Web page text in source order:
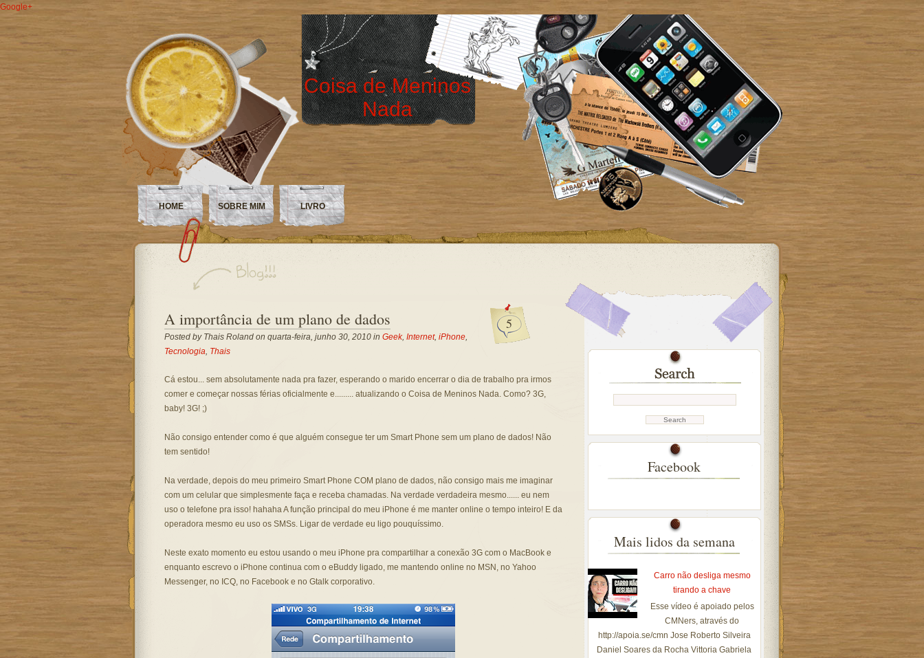
Google+
Coisa de Meninos
Nada
HOME SOBRE MIM LIVRO
5
A importância de um plano de dados
Posted by Thais Rolandon quarta-feira, junho 30, 2010 in Geek, Internet, iPhone,
Tecnologia, Thais
Cá estou... sem absolutamente nada pra fazer, esperando o marido encerrar o dia de trabalho pra irmos
comer e começar nossas férias oficialmente e......... atualizando o Coisa de Meninos Nada. Como? 3G,
baby! 3G! ;)
Não consigo entender como é que alguém consegue ter um Smart Phone sem um plano de dados! Não
tem sentido!
Na verdade, depois do meu primeiro Smart Phone COM plano de dados, não consigo mais me imaginar
com um celular que simplesmente faça e receba chamadas. Na verdade verdadeira mesmo...... eu nem
uso o telefone pra isso! hahaha A função principal do meu iPhone é me manter online o tempo inteiro! E da
operadora mesmo eu uso os SMSs. Ligar de verdade eu ligo pouquíssimo.
Neste exato momento eu estou usando o meu iPhone pra compartilhar a conexão 3G com o MacBook e
enquanto escrevo o iPhone continua com o eBuddy ligado, me mantendo online no MSN, no Yahoo
Messenger, no ICQ, no Facebook e no Gtalk corporativo.
Facebook
Mais lidos da semana
Carro não desliga mesmo
tirando a chave
Esse vídeo é apoiado pelos
CMNers, através do
http://apoia.se/cmn Jose Roberto Silveira
Daniel Soares da Rocha Vittoria Gabriela